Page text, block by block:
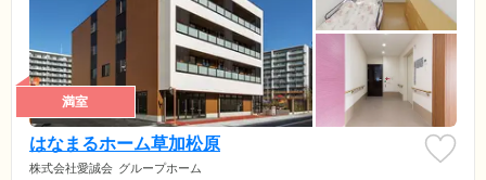
満室
はなまるホーム草加松原
株式会社愛誠会 グループホーム